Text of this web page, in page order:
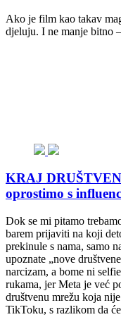
Ako je film kao takav
djeluju. I ne manje bitno
KRAJ
oprostimo s
Dok se mi pitamo
barem prijaviti na koji
prekinule s nama, samo
upoznate „nove
narcizam, a bome ni
rukama, jer Meta je već
društvenu mrežu koja
TikToku, s razlikom da